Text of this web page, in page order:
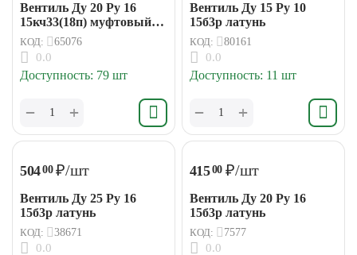
Вентиль Ду 20 Ру 16
15кч33(18п) муфтовый
чугун
КОД: 65076
0.0
Доступность: 79 шт
+
−
Вентиль Ду 15 Ру 10
15б3р латунь
КОД: 80161
0.0
Доступность: 11 шт
+
−
50400 ₽/шт
Вентиль Ду 25 Ру 16
15б3р латунь
КОД: 38671
0.0
41500 ₽/шт
Вентиль Ду 20 Ру 16
15б3р латунь
КОД: 7577
0.0